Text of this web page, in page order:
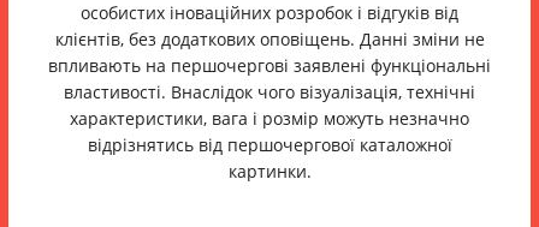
особистих іноваційних розробок і відгуків від
клієнтів, без додаткових оповіщень. Данні зміни не
впливають на першочергові заявлені функціональні
властивості. Внаслідок чого візуалізація, технічні
характеристики, вага і розмір можуть незначно
відрізнятись від першочергової каталожної
картинки.